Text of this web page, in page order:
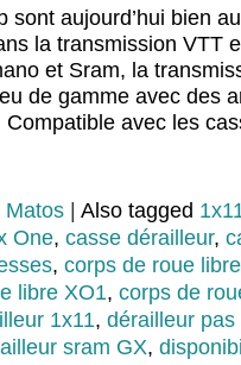
sont aujourd’hui bien
la transmission VTT
et Sram, la
de gamme avec des
avec les
Matos Also tagged
One, casse dérailleur,
, corps de roue
libre XO1, corps de
1x11, dérailleur pas
sram GX,